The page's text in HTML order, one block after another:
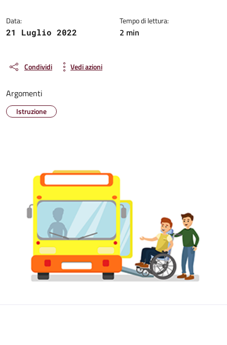
Data:
21 Luglio 2022
Tempo di lettura:
2 min
Condividi Vedi azioni
Argomenti
Istruzione